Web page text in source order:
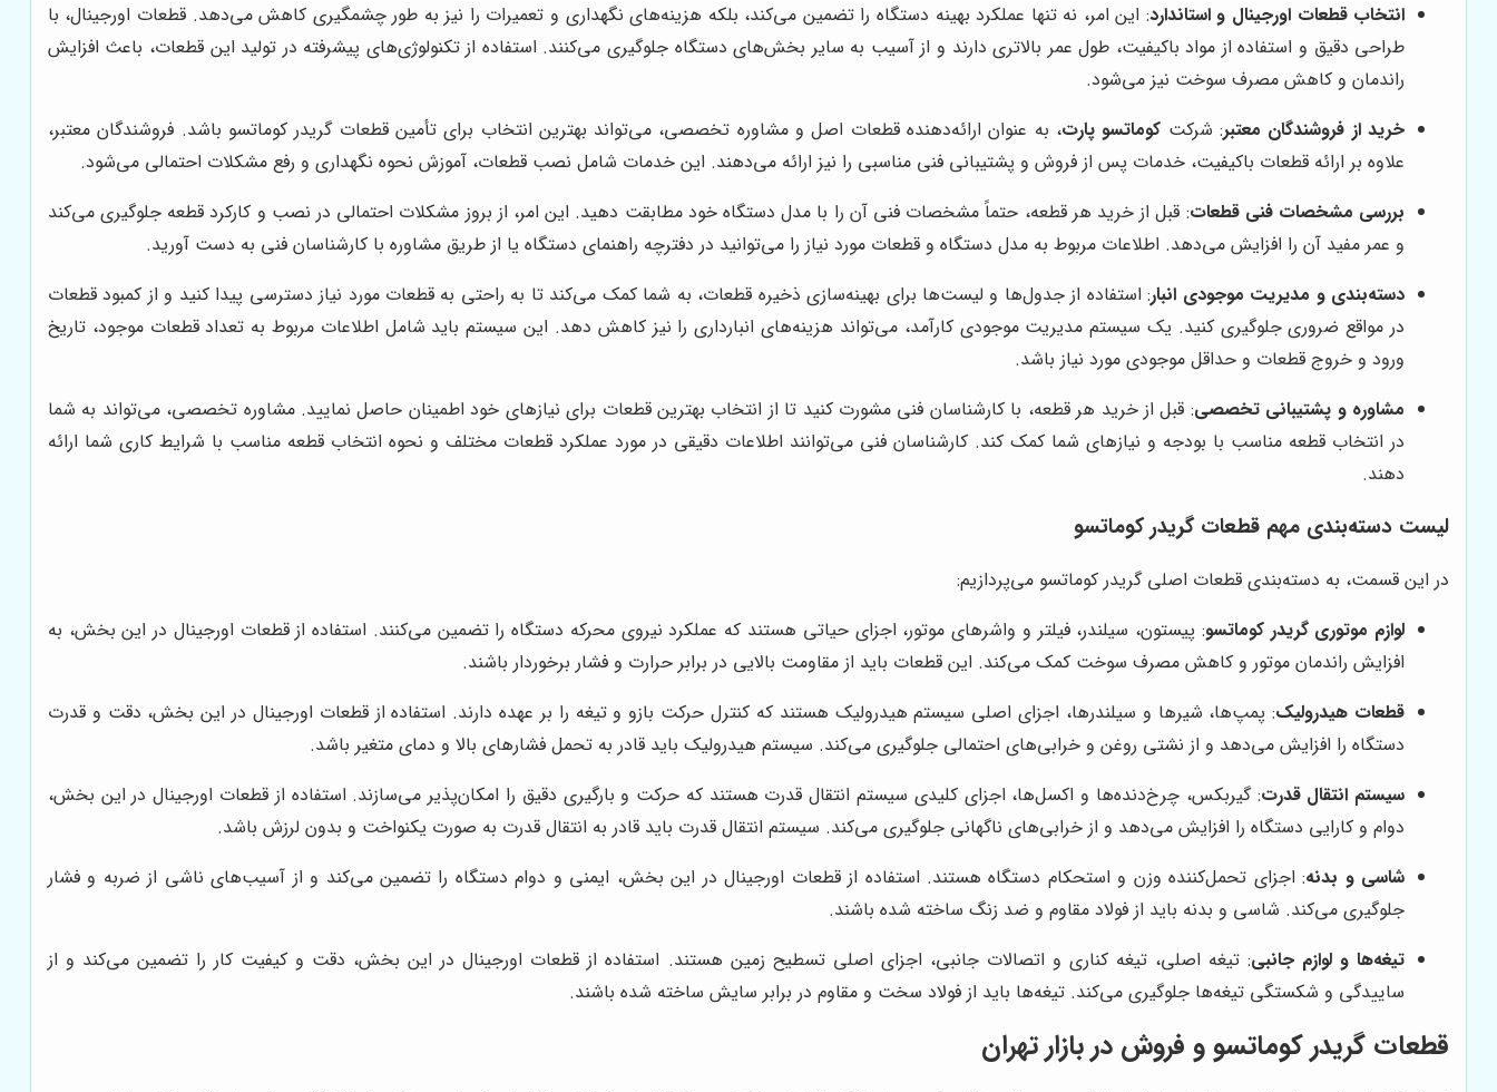
انتخاب قطعات اورجینال و استاندارد: این امر، نه تنها عملکرد بهینه دستگاه را تضمین می‌کند، بلکه هزینه‌های نگهداری و تعمیرات را نیز به طور چشمگیری کاهش می‌دهد. قطعات اورجینال، با
طراحی دقیق و استفاده از مواد باکیفیت، طول عمر بالاتری دارند و از آسیب به سایر بخش‌های دستگاه جلوگیری می‌کنند. استفاده از تکنولوژی‌های پیشرفته در تولید این قطعات، باعث افزایش
راندمان و کاهش مصرف سوخت نیز می‌شود.
خرید از فروشندگان معتبر: شرکت کوماتسو پارت، به عنوان ارائه‌دهنده قطعات اصل و مشاوره تخصصی، می‌تواند بهترین انتخاب برای تأمین قطعات گریدر کوماتسو باشد. فروشندگان معتبر،
علاوه بر ارائه قطعات باکیفیت، خدمات پس از فروش و پشتیبانی فنی مناسبی را نیز ارائه می‌دهند. این خدمات شامل نصب قطعات، آموزش نحوه نگهداری و رفع مشکلات احتمالی می‌شود.
بررسی مشخصات فنی قطعات: قبل از خرید هر قطعه، حتماً مشخصات فنی آن را با مدل دستگاه خود مطابقت دهید. این امر، از بروز مشکلات احتمالی در نصب و کارکرد قطعه جلوگیری می‌کند
و عمر مفید آن را افزایش می‌دهد. اطلاعات مربوط به مدل دستگاه و قطعات مورد نیاز را می‌توانید در دفترچه راهنمای دستگاه یا از طریق مشاوره با کارشناسان فنی به دست آورید.
دسته‌بندی و مدیریت موجودی انبار: استفاده از جدول‌ها و لیست‌ها برای بهینه‌سازی ذخیره قطعات، به شما کمک می‌کند تا به راحتی به قطعات مورد نیاز دسترسی پیدا کنید و از کمبود قطعات
در مواقع ضروری جلوگیری کنید. یک سیستم مدیریت موجودی کارآمد، می‌تواند هزینه‌های انبارداری را نیز کاهش دهد. این سیستم باید شامل اطلاعات مربوط به تعداد قطعات موجود، تاریخ
ورود و خروج قطعات و حداقل موجودی مورد نیاز باشد.
مشاوره و پشتیبانی تخصصی: قبل از خرید هر قطعه، با کارشناسان فنی مشورت کنید تا از انتخاب بهترین قطعات برای نیازهای خود اطمینان حاصل نمایید. مشاوره تخصصی، می‌تواند به شما
در انتخاب قطعه مناسب با بودجه و نیازهای شما کمک کند. کارشناسان فنی می‌توانند اطلاعات دقیقی در مورد عملکرد قطعات مختلف و نحوه انتخاب قطعه مناسب با شرایط کاری شما ارائه
دهند.
لیست دسته‌بندی مهم قطعات گریدر کوماتسو
در این قسمت، به دسته‌بندی قطعات اصلی گریدر کوماتسو می‌پردازیم:
لوازم موتوری گریدر کوماتسو: پیستون، سیلندر، فیلتر و واشرهای موتور، اجزای حیاتی هستند که عملکرد نیروی محرکه دستگاه را تضمین می‌کنند. استفاده از قطعات اورجینال در این بخش، به
افزایش راندمان موتور و کاهش مصرف سوخت کمک می‌کند. این قطعات باید از مقاومت بالایی در برابر حرارت و فشار برخوردار باشند.
قطعات هیدرولیک: پمپ‌ها، شیرها و سیلندرها، اجزای اصلی سیستم هیدرولیک هستند که کنترل حرکت بازو و تیغه را بر عهده دارند. استفاده از قطعات اورجینال در این بخش، دقت و قدرت
دستگاه را افزایش می‌دهد و از نشتی روغن و خرابی‌های احتمالی جلوگیری می‌کند. سیستم هیدرولیک باید قادر به تحمل فشارهای بالا و دمای متغیر باشد.
سیستم انتقال قدرت: گیربکس، چرخ‌دنده‌ها و اکسل‌ها، اجزای کلیدی سیستم انتقال قدرت هستند که حرکت و بارگیری دقیق را امکان‌پذیر می‌سازند. استفاده از قطعات اورجینال در این بخش،
دوام و کارایی دستگاه را افزایش می‌دهد و از خرابی‌های ناگهانی جلوگیری می‌کند. سیستم انتقال قدرت باید قادر به انتقال قدرت به صورت یکنواخت و بدون لرزش باشد.
شاسی و بدنه: اجزای تحمل‌کننده وزن و استحکام دستگاه هستند. استفاده از قطعات اورجینال در این بخش، ایمنی و دوام دستگاه را تضمین می‌کند و از آسیب‌های ناشی از ضربه و فشار
جلوگیری می‌کند. شاسی و بدنه باید از فولاد مقاوم و ضد زنگ ساخته شده باشند.
تیغه‌ها و لوازم جانبی: تیغه اصلی، تیغه کناری و اتصالات جانبی، اجزای اصلی تسطیح زمین هستند. استفاده از قطعات اورجینال در این بخش، دقت و کیفیت کار را تضمین می‌کند و از
ساییدگی و شکستگی تیغه‌ها جلوگیری می‌کند. تیغه‌ها باید از فولاد سخت و مقاوم در برابر سایش ساخته شده باشند.
قطعات گریدر کوماتسو و فروش در بازار تهران